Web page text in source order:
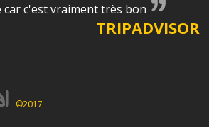
car c'est vraiment très bon
TRIPADVISOR
©2017